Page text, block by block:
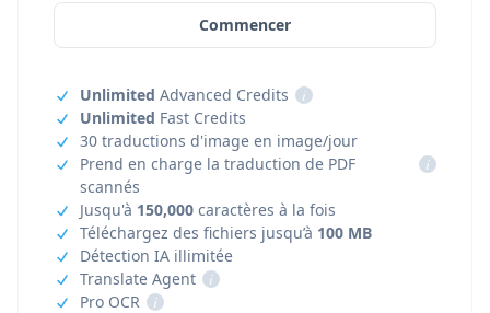
Commencer
Unlimited Advanced Credits
i
Unlimited Fast Credits
30 traductions d'image en image/jour
Prend en charge la traduction de PDF
scannés
i
Jusqu'à 150,000 caractères à la fois
Téléchargez des fichiers jusqu’à 100 MB
Détection IA illimitée
Translate Agent
i
Pro OCR
i